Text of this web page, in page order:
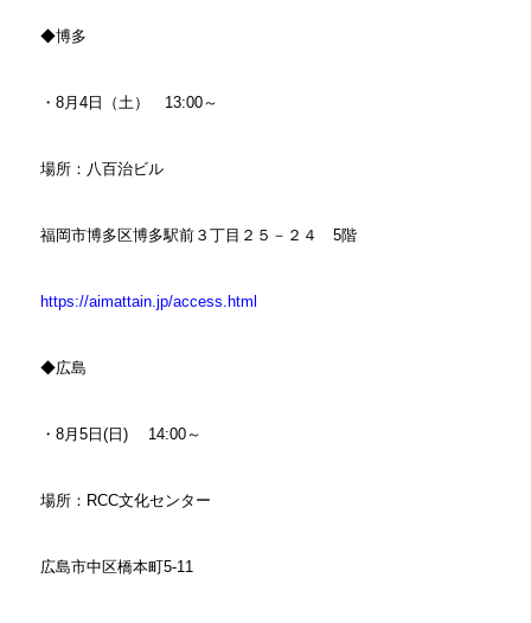
◆博多
・8月4日（土） 13:00～
場所：八百治ビル
福岡市博多区博多駅前３丁目２５－２４ 5階
https://aimattain.jp/access.html
◆広島
・8月5日(日) 14:00～
場所：RCC文化センター
広島市中区橋本町5-11